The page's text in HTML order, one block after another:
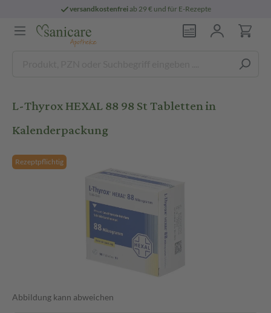
versandkostenfreiab 29 € und für E-Rezepte
L-Thyrox HEXAL 88 98 St Tabletten in
Kalenderpackung
Rezeptpflichtig
Abbildung kann abweichen